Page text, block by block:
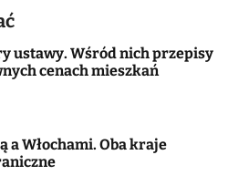
ustawy. Wśród nich przepisy
cenach mieszkań
a Włochami. Oba kraje